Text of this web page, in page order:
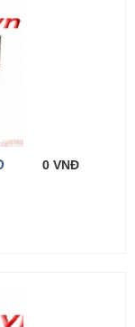
0 VNĐ